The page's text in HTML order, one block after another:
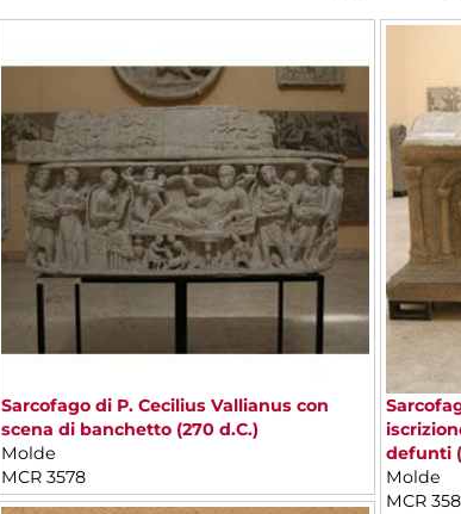
Sarcofago di P. Cecilius Vallianus con
scena di banchetto (270 d.C.)
Molde
MCR 3578
defunti
Molde
MCR